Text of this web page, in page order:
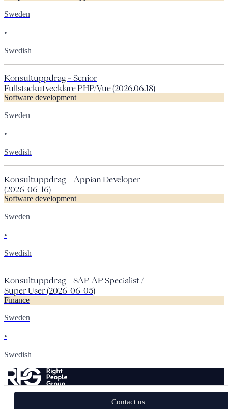
Sweden
•
Swedish
Konsultuppdrag – Senior
Fullstackutvecklare PHP/Vue (2026.06.18)
Software development
Sweden
•
Swedish
Konsultuppdrag – Appian Developer
(2026-06-16)
Software development
Sweden
•
Swedish
Konsultuppdrag – SAP AP Specialist /
Super User (2026-06-05)
Finance
Sweden
•
Swedish
Contact us
Join our teamContact